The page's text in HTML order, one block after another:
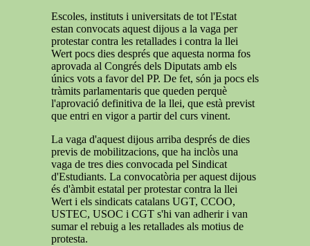
Escoles, instituts i universitats de tot l'Estat
estan convocats aquest dijous a la vaga per
protestar contra les retallades i contra la llei
Wert pocs dies després que aquesta norma fos
aprovada al Congrés dels Diputats amb els
únics vots a favor del PP. De fet, són ja pocs els
tràmits parlamentaris que queden perquè
l'aprovació definitiva de la llei, que està previst
que entri en vigor a partir del curs vinent.
La vaga d'aquest dijous arriba després de dies
previs de mobilitzacions, que ha inclòs una
vaga de tres dies convocada pel Sindicat
d'Estudiants. La convocatòria per aquest dijous
és d'àmbit estatal per protestar contra la llei
Wert i els sindicats catalans UGT, CCOO,
USTEC, USOC i CGT s'hi van adherir i van
sumar el rebuig a les retallades als motius de
protesta.